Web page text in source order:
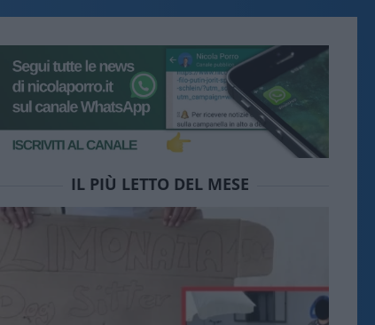
IL PIÙ LETTO DEL MESE